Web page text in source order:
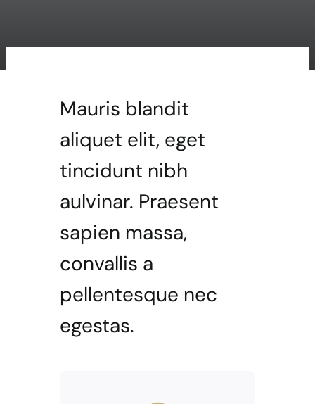
Mauris blandit
aliquet elit, eget
tincidunt nibh
aulvinar. Praesent
sapien massa,
convallis a
pellentesque nec
egestas.